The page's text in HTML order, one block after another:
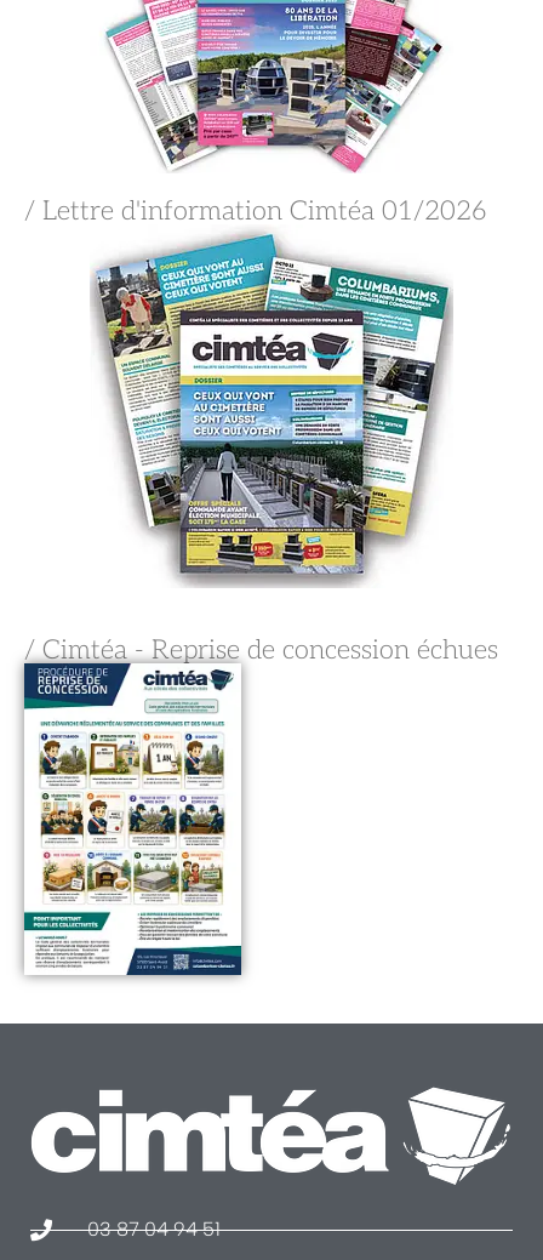
/ Lettre d'information Cimtéa 01/2026
/ Cimtéa - Reprise de concession échues
03 87 04 94 51